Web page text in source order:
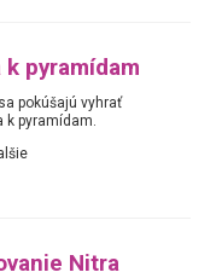
k pyramídam
pokúšajú vyhrať
k pyramídam.
Nitra